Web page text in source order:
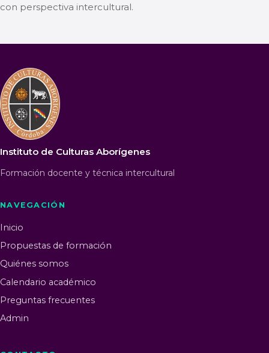
con perspectiva intercultural.
Instituto de Culturas Aborígenes
Formación docente y técnica intercultural
NAVEGACIÓN
Inicio
Propuestas de formación
Quiénes somos
Calendario académico
Preguntas frecuentes
Admin